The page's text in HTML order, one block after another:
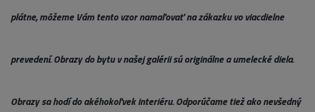
plátne, môžeme Vám tento vzor namaľovať na zákazku vo viacdielne
prevedení. Obrazy do bytu v našej galérii sú originálne a umelecké diela.
Obrazy sa hodí do akéhokoľvek interiéru. Odporúčame tiež ako nevšedný